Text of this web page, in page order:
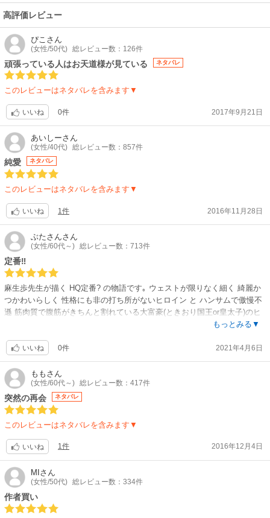
高評価レビュー
ぴこ さん
(女性/50代) 総レビュー数：126件
頑張っている人はお天道様が見ている ネタバレ
このレビューはネタバレを含みます▼
いいね 0件 2017年9月21日
あいしーさん
(女性/40代) 総レビュー数：857件
純愛 ネタバレ
このレビューはネタバレを含みます▼
いいね 1件 2016年11月28日
ぶたさんさん
(女性/60代～) 総レビュー数：713件
定番‼
麻生歩先生が描く HQ定番? の物語です｡ ウェストが限りなく細く 綺麗か
つかわいらしく 性格にも非の打ち所がないヒロイン と ハンサムで傲慢不
遜 筋肉質で腹筋がきちんと割れている大富豪(ときおり国王or皇太子)のヒ
ーロー←←←夢の世界ですね✨ いつも同じような展開……でも よいので
ご購読ください?
もっとみる▼
いいね 0件 2021年4月6日
もも さん
(女性/60代～) 総レビュー数：417件
突然の再会 ネタバレ
このレビューはネタバレを含みます▼
いいね 1件 2016年12月4日
MI さん
(女性/50代) 総レビュー数：334件
作者買い